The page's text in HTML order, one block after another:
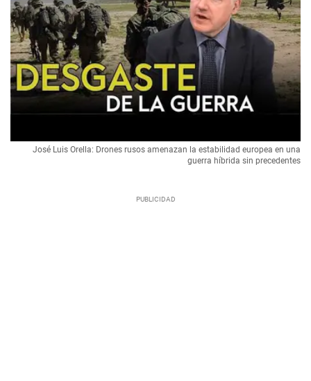
José Luis Orella: Drones rusos amenazan la estabilidad europea en una
guerra híbrida sin precedentes